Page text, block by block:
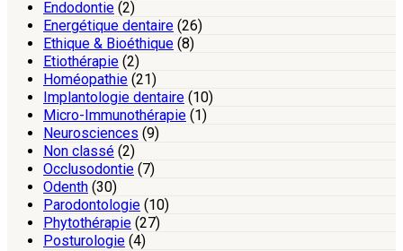
Endodontie (2)
Energétique dentaire (26)
Ethique & Bioéthique (8)
Etiothérapie (2)
Homéopathie (21)
Implantologie dentaire (10)
Micro-Immunothérapie (1)
Neurosciences (9)
Non classé (2)
Occlusodontie (7)
Odenth (30)
Parodontologie (10)
Phytothérapie (27)
Posturologie (4)